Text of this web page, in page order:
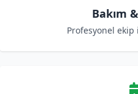
Bakım
Profesyonel ekip